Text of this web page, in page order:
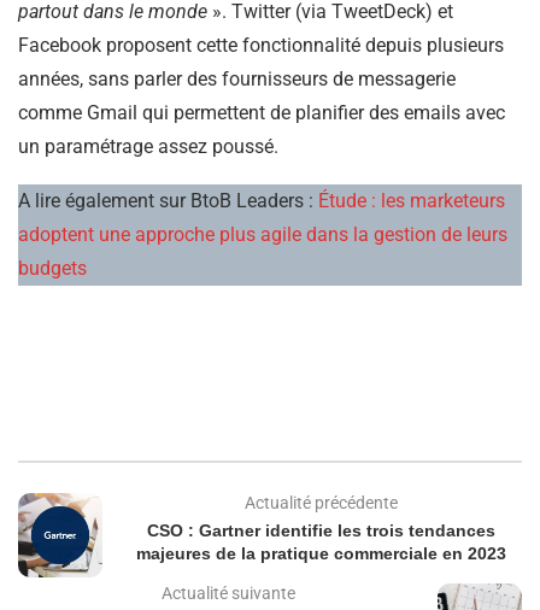
partout dans le monde ». Twitter (via TweetDeck) et
Facebook proposent cette fonctionnalité depuis plusieurs
années, sans parler des fournisseurs de messagerie
comme Gmail qui permettent de planifier des emails avec
un paramétrage assez poussé.
A lire également sur BtoB Leaders : Étude : les marketeurs
adoptent une approche plus agile dans la gestion de leurs
budgets
Actualité précédente
CSO : Gartner identifie les trois tendances
majeures de la pratique commerciale en 2023
Actualité suivante